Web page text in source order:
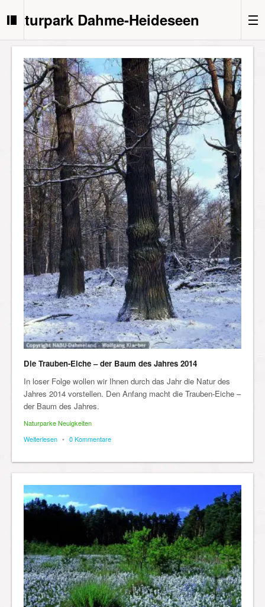
Naturpark Dahme-Heideseen
Die Trauben-Eiche – der Baum des Jahres 2014
In loser Folge wollen wir Ihnen durch das Jahr die Natur des
Jahres 2014 vorstellen. Den Anfang macht die Trauben-Eiche –
der Baum des Jahres.
Naturparke Neuigkeiten
Weiterlesen • 0 Kommentare